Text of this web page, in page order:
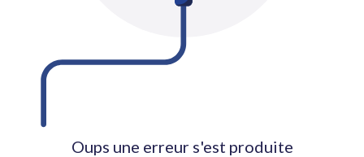
Oups une erreur s'est produite